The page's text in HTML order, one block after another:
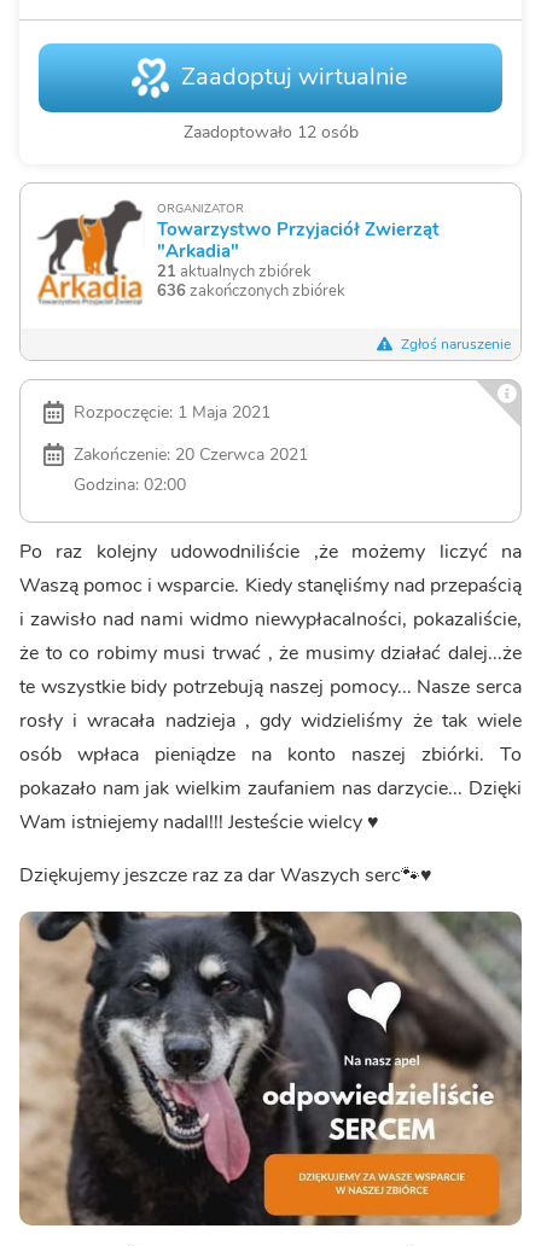
Zaadoptuj wirtualnie
Zaadoptowało 12 osób
ORGANIZATOR
Towarzystwo Przyjaciół Zwierząt
"Arkadia"
21aktualnych zbiórek
636zakończonych zbiórek
Zgłoś naruszenie
Rozpoczęcie: 1 Maja 2021
Zakończenie: 20 Czerwca 2021
Godzina: 02:00
Po raz kolejny udowodniliście ,że możemy liczyć na
Waszą pomoc i wsparcie. Kiedy stanęliśmy nad przepaścią
i zawisło nad nami widmo niewypłacalności, pokazaliście,
że to co robimy musi trwać , że musimy działać dalej...że
te wszystkie bidy potrzebują naszej pomocy... Nasze serca
rosły i wracała nadzieja , gdy widzieliśmy że tak wiele
osób wpłaca pieniądze na konto naszej zbiórki. To
pokazało nam jak wielkim zaufaniem nas darzycie... Dzięki
Wam istniejemy nadal!!! Jesteście wielcy ♥️
Dziękujemy jeszcze raz za dar Waszych serc🐾♥️